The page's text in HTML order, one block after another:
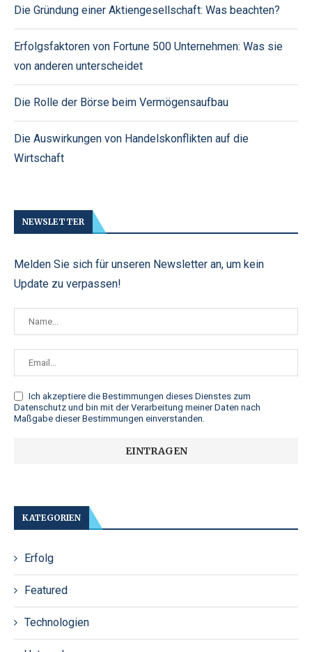
Die Gründung einer Aktiengesellschaft: Was beachten?
Erfolgsfaktoren von Fortune 500 Unternehmen: Was sie
von anderen unterscheidet
Die Rolle der Börse beim Vermögensaufbau
Die Auswirkungen von Handelskonflikten auf die
Wirtschaft
NEWSLETTER
Melden Sie sich für unseren Newsletter an, um kein
Update zu verpassen!
Ich akzeptiere die Bestimmungen dieses Dienstes zum
Datenschutz und bin mit der Verarbeitung meiner Daten nach
Maßgabe dieser Bestimmungen einverstanden.
KATEGORIEN
Erfolg
Featured
Technologien